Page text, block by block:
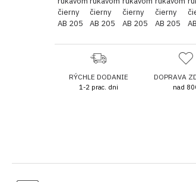
RÝCHLE DODANIE
1-2 prac. dni
DOPRAVA
nad